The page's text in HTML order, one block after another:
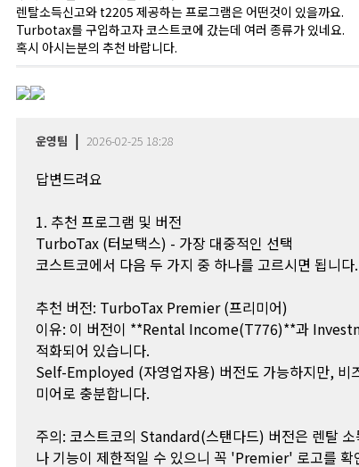
렌탈소득신고와 t2205 제공하는 프로그램은 어떤것이 있을까요.
Turbotax를 구입하고자 코스트코에 갔는데 여러 종류가 있네요.
혹시 아시는분의 추천 바랍니다.
운영팀 | 2026-02-25 18:28
답변드려요
1. 추천 프로그램 및 버전
TurboTax (터보택스) - 가장 대중적인 선택
코스트코에서 다음 두 가지 중 하나를 고르시면 됩니다.
추천 버전: TurboTax Premier (프리미어)
이유: 이 버전이 **Rental Income(T776)**과
적화되어 있습니다.
Self-Employed (자영업자용) 버전도 가능하지만, 비
미어로 충분합니다.
주의: 코스트코의 Standard(스탠다드) 버전은 렌탈
나 기능이 제한적일 수 있으니 꼭 'Premier' 로고를 확